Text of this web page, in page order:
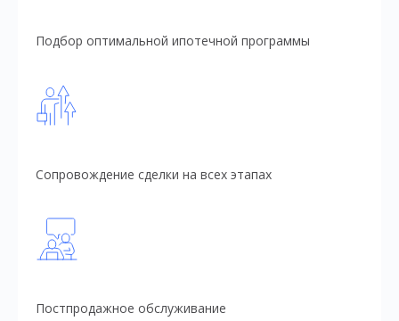
Подбор оптимальной ипотечной программы
Сопровождение сделки на всех этапах
Постпродажное обслуживание